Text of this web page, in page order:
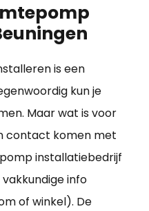
is een
kun je
Maar wat is voor
contact komen met
installatiebedrijf
vakkundige info
of winkel). De